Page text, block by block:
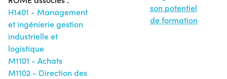
H1401 - Management
et ingénierie gestion
industrielle et
logistique
M1101 - Achats
M1102 - Direction des
son potentiel
de formation